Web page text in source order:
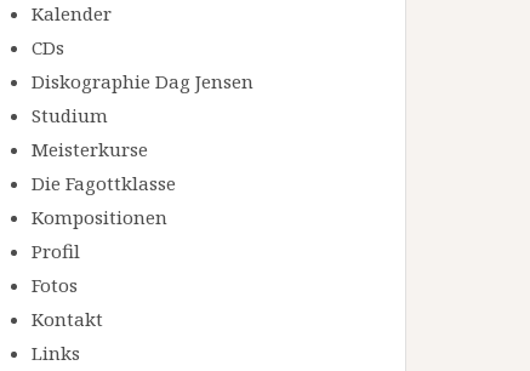
Kalender
CDs
Diskographie Dag Jensen
Studium
Meisterkurse
Die Fagottklasse
Kompositionen
Profil
Fotos
Kontakt
Links